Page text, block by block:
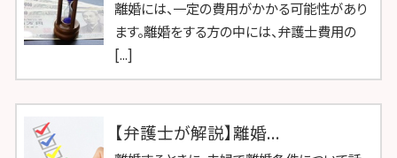
離婚には、一定の費用がかかる可能性があり
ます。離婚をする方の中には、弁護士費用の
[...]
【弁護士が解説】離婚...